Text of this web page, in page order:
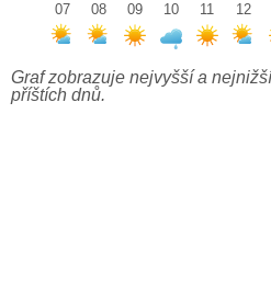
07
08
09
10
11
12
Graf zobrazuje nejvyšší a
příštích dnů.